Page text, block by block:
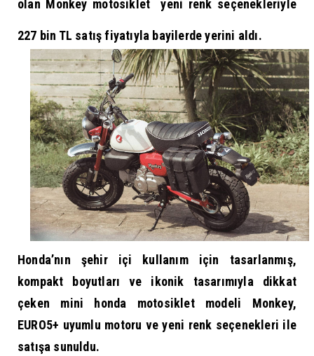
olan Monkey motosiklet yeni renk seçenekleriyle
227 bin TL satış fiyatıyla bayilerde yerini aldı.
Honda’nın şehir içi kullanım için tasarlanmış,
kompakt boyutları ve ikonik tasarımıyla dikkat
çeken mini
honda motosikletmodeli Monkey,
EURO5+ uyumlu motoru ve yeni renk seçenekleri ile
satışa sunuldu.